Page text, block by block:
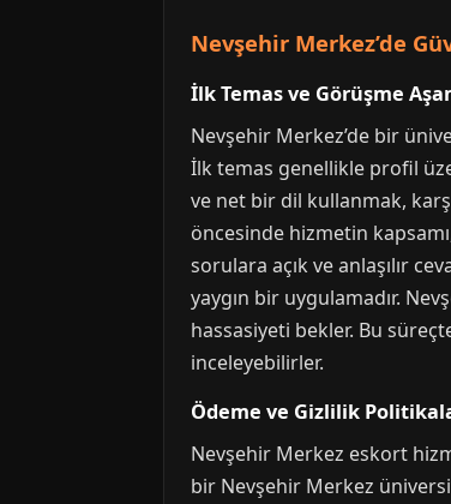
Nevşehir Merkez’de
İlk Temas ve Görüşme
Nevşehir Merkez’de bir
İlk temas genellikle profil
ve net bir dil kullanmak,
öncesinde hizmetin
sorulara açık ve anlaşılır
yaygın bir uygulamadır.
hassasiyeti bekler. Bu
inceleyebilirler.
Ödeme ve Gizlilik
Nevşehir Merkez eskort
bir Nevşehir Merkez